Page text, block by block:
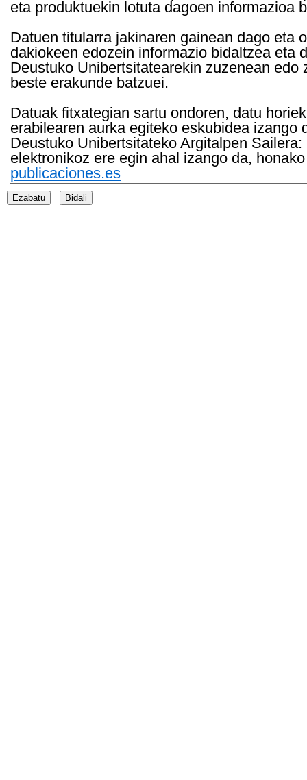
eta produktuekin lotuta dagoen informazioa
Datuen titularra jakinaren gainean dago eta
dakiokeen edozein informazio bidaltzea eta
Deustuko Unibertsitatearekin zuzenean
beste erakunde batzuei.
Datuak fitxategian sartu ondoren, datu
erabilearen aurka egiteko eskubidea
Deustuko Unibertsitateko Argitalpen
elektronikoz ere egin ahal izango da,
publicaciones.es
Ezabatu Bidali